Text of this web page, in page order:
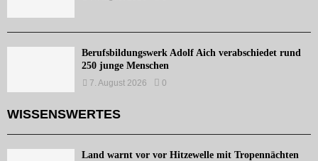
Berufsbildungswerk Adolf Aich verabschiedet rund
250 junge Menschen
7. August 2026 0
WISSENSWERTES
Land warnt vor vor Hitzewelle mit Tropennächten